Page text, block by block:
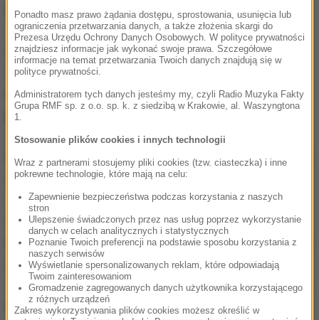
porozumieniu z rządem federalnym.
Obecnie większość środków zapobiegawczych
została już zniesiona. Nadal obowiązuje jednak
nakaz zakrywania ust i nosa w sklepach oraz
pojazdach komunikacji masowej
- czytam na
stronach rządu federalnego. Dodano tam, że
konkretne regulacje mogą się różnić w zależności od
wytycznych władz lokalnych.
Według Instytut im. Roberta Kocha (RKI), w
Niemczech zakażenie koronawirusem potwierdzono
187 184 osób, a naCovid-19zmarło 8 830
chorych. Kraj jednak szczyt epidemii ma już za sobą.
Największą dzienną liczbę nowych infekcji
Ponadto masz prawo żądania dostępu, sprostowania, usunięcia lub
ograniczenia przetwarzania danych, a także złożenia skargi do
Prezesa Urzędu Ochrony Danych Osobowych. W polityce prywatności
znajdziesz informacje jak wykonać swoje prawa. Szczegółowe
informacje na temat przetwarzania Twoich danych znajdują się w
polityce prywatności.
Administratorem tych danych jesteśmy my, czyli Radio Muzyka Fakty
Grupa RMF sp. z o.o. sp. k. z siedzibą w Krakowie, al. Waszyngtona
1.
Stosowanie plików cookies i innych technologii
Wraz z partnerami stosujemy pliki cookies (tzw. ciasteczka) i inne
pokrewne technologie, które mają na celu:
Zapewnienie bezpieczeństwa podczas korzystania z naszych
stron
Ulepszenie świadczonych przez nas usług poprzez wykorzystanie
danych w celach analitycznych i statystycznych
Poznanie Twoich preferencji na podstawie sposobu korzystania z
naszych serwisów
Wyświetlanie spersonalizowanych reklam, które odpowiadają
Twoim zainteresowaniom
Gromadzenie zagregowanych danych użytkownika korzystającego
z różnych urządzeń
Zakres wykorzystywania plików cookies możesz określić w